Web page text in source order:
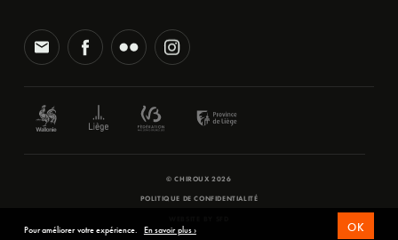
© CHIROUX 2026
POLITIQUE DE CONFIDENTIALITÉ
Pour améliorer votre expérience. En savoir plus › OK